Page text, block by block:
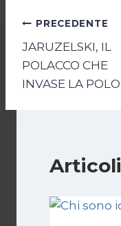
articoli
PRECEDENTE
JARUZELSKI, IL
POLACCO CHE
INVASE LA